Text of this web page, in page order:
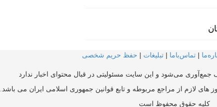
| تماس‌با‌ما | تبلیغات | حفظ حریم شخصی
جمع‌آوری می‌شود و این سایت مسئولیتی در قبال محتوای اخبار ندارد
های لازم از مراجع مربوطه و تابع قوانین جمهوری اسلامی ایران می باشد.
کلیه حقوق محفوظ است